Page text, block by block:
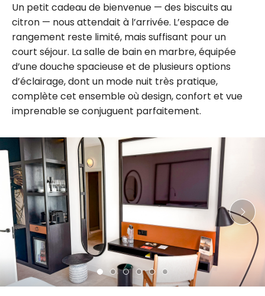
Un petit cadeau de bienvenue — des biscuits au
citron — nous attendait à l’arrivée. L’espace de
rangement reste limité, mais suffisant pour un
court séjour. La salle de bain en marbre, équipée
d’une douche spacieuse et de plusieurs options
d’éclairage, dont un mode nuit très pratique,
complète cet ensemble où design, confort et vue
imprenable se conjuguent parfaitement.